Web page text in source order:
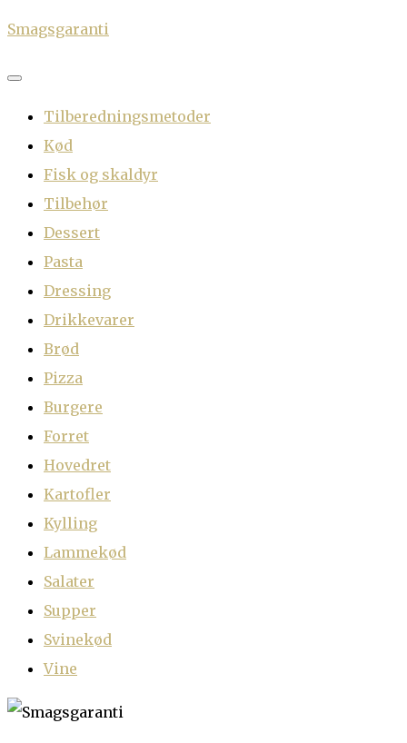
Skip
content
Smagsgaranti
Tilberedningsmetoder
Kød
Fisk og skaldyr
Tilbehør
Dessert
Pasta
Dressing
Drikkevarer
Brød
Pizza
Burgere
Forret
Hovedret
Kartofler
Kylling
Lammekød
Salater
Supper
Svinekød
Vine